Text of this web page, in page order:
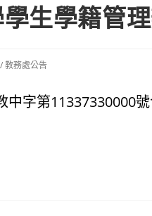
生學籍管理
/教務處公告
字第11337330000號